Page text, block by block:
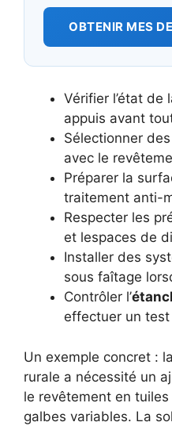
OBTENIR MES
Vérifier l’état de
appuis avant
Sélectionner des
avec le
Préparer la
traitement anti-
Respecter les
et lespaces de
Installer des
sous faîtage
Contrôler l’
effectuer un test
Un exemple concret :
rurale a nécessité un
le revêtement en
galbes variables. La